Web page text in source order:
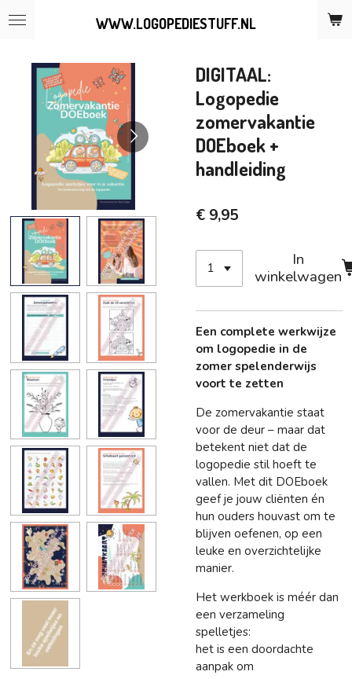
Ga
hoofdinhoud
WWW.LOGOPEDIESTUFF.NL
DIGITAAL:
Logopedie
zomervakantie
DOEboek +
handleiding
€ 9,95
In
winkelwagen
Een complete werkwijze
om logopedie in de
zomer spelenderwijs
voort te zetten
De zomervakantie staat
voor de deur – maar dat
betekent niet dat de
logopedie stil hoeft te
vallen. Met dit DOEboek
geef je jouw cliënten én
hun ouders houvast om te
blijven oefenen, op een
leuke en overzichtelijke
manier.
Het werkboek is méér dan
een verzameling
spelletjes:
het is een doordachte
aanpak om